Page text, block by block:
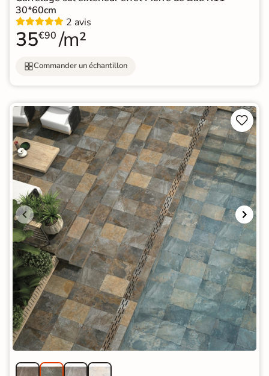
30*60cm
2 avis
35€90 /m²
Commander un échantillon

